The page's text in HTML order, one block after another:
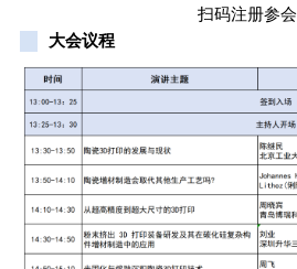
扫码注册参会
大会议程